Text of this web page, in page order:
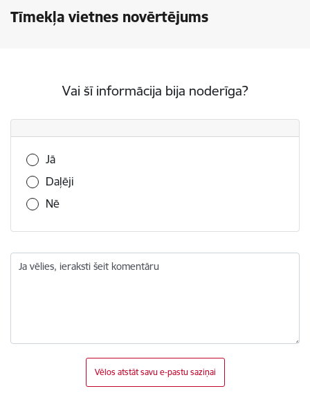
Tīmekļa vietnes novērtējums
Vai šī informācija bija noderīga?
Vai šī informācija bija noderīga?
Jā
Daļēji
Nē
Ja vēlies, ieraksti šeit komentāru
Vēlos atstāt savu e-pastu saziņai